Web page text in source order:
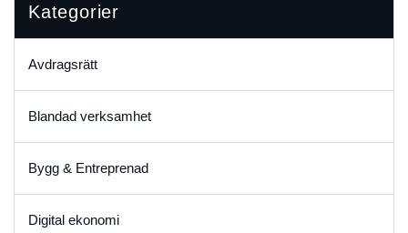
Kategorier
Avdragsrätt
Blandad verksamhet
Bygg & Entreprenad
Digital ekonomi